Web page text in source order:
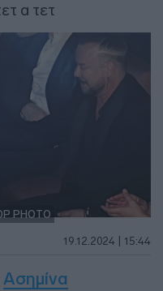
α τετ
PHOTO
19.12.2024 | 15:44
Ασημίνα